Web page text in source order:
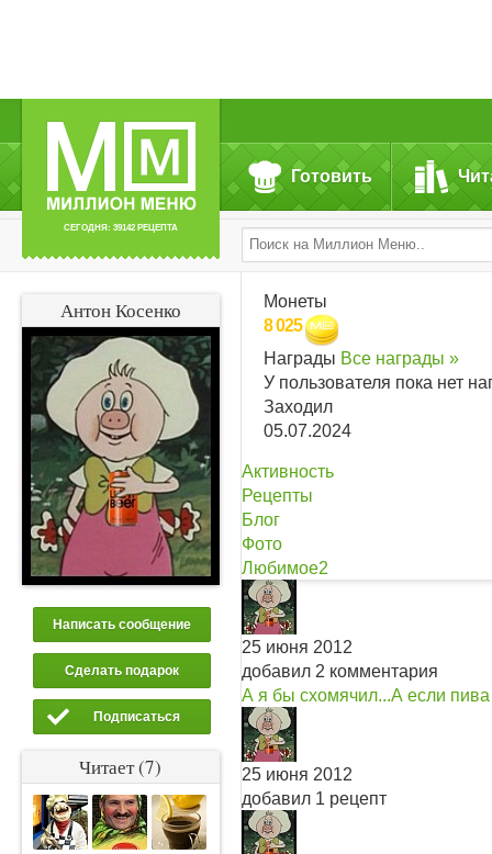
СЕГОДНЯ: 39142 РЕЦЕПТА
Готовить
Антон Косенко
Написать сообщение
Сделать подарок
Подписаться
Читает (7)
Монеты
8 025
Награды Все награды »
У пользователя пока нет
Заходил
05.07.2024
Активность
Рецепты
Блог
Фото
Любимое2
25 июня 2012
добавил 2 комментария
А я бы схомячил...А если пива
25 июня 2012
добавил 1 рецепт